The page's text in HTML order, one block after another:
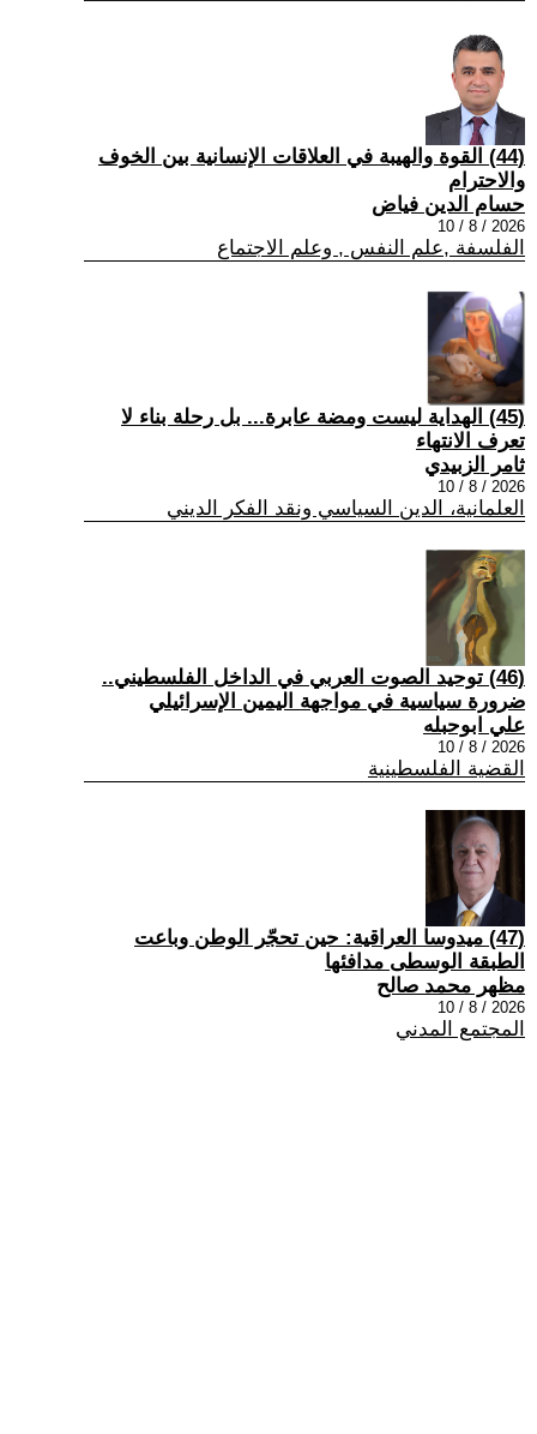
(44) القوة والهيبة في العلاقات الإنسانية بين الخوف
والاحترام
حسام الدين فياض
2026 / 8 / 10
الفلسفة ,علم النفس , وعلم الاجتماع
(45) الهداية ليست ومضة عابرة... بل رحلة بناء لا
تعرف الانتهاء
ثامر الزبيدي
2026 / 8 / 10
العلمانية، الدين السياسي ونقد الفكر الديني
(46) توحيد الصوت العربي في الداخل الفلسطيني..
ضرورة سياسية في مواجهة اليمين الإسرائيلي
علي ابوحبله
2026 / 8 / 10
القضية الفلسطينية
(47) ميدوسا العراقية: حين تحجّر الوطن وباعت
الطبقة الوسطى مدافئها
مظهر محمد صالح
2026 / 8 / 10
المجتمع المدني